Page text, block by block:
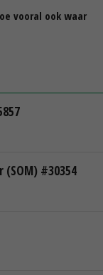
vooral ook waar
(SOM) #30354